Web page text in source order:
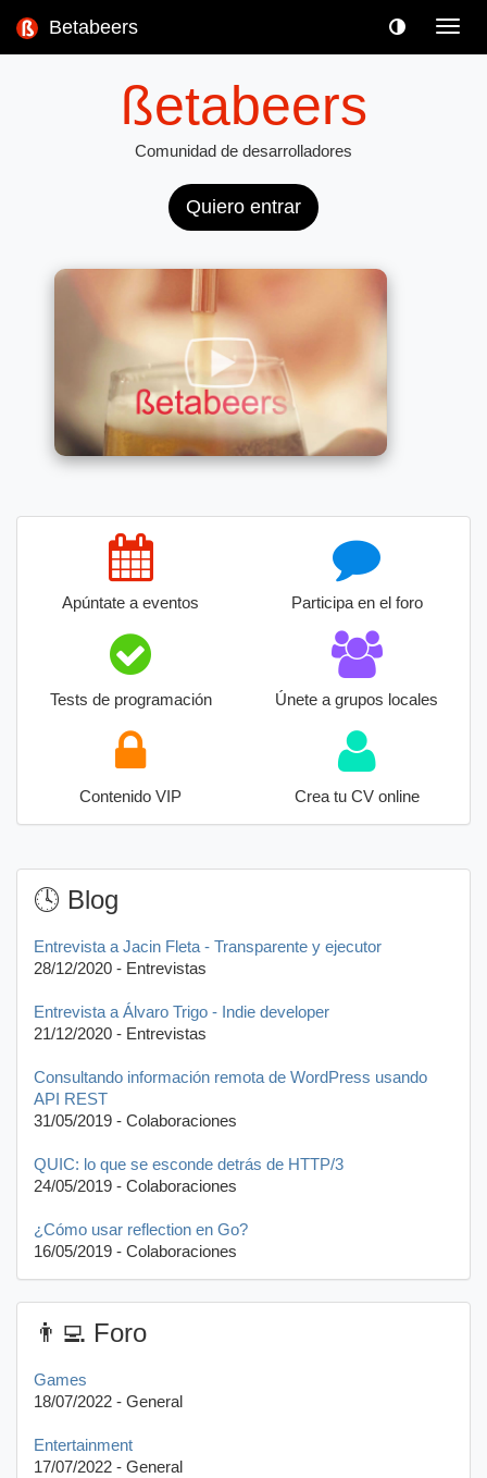
Betabeers
ßetabeers
Comunidad de desarrolladores
Quiero entrar
Apúntate a eventos Participa en el foro
Tests de programación Únete a grupos locales
Contenido VIP Crea tu CV online
🕓 Blog
Entrevista a Jacin Fleta - Transparente y ejecutor
28/12/2020 - Entrevistas
Entrevista a Álvaro Trigo - Indie developer
21/12/2020 - Entrevistas
Consultando información remota de WordPress usando
API REST
31/05/2019 - Colaboraciones
QUIC: lo que se esconde detrás de HTTP/3
24/05/2019 - Colaboraciones
¿Cómo usar reflection en Go?
16/05/2019 - Colaboraciones
👨‍💻 Foro
Games
18/07/2022 - General
Entertainment
17/07/2022 - General